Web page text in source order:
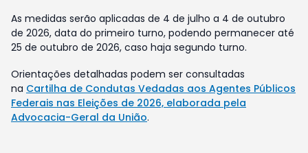
As medidas serão aplicadas de 4 de julho a 4 de outubro
de 2026, data do primeiro turno, podendo permanecer até
25 de outubro de 2026, caso haja segundo turno.
Orientações detalhadas podem ser consultadas
na Cartilha de Condutas Vedadas aos Agentes Públicos
Federais nas Eleições de 2026, elaborada pela
Advocacia-Geral da União.